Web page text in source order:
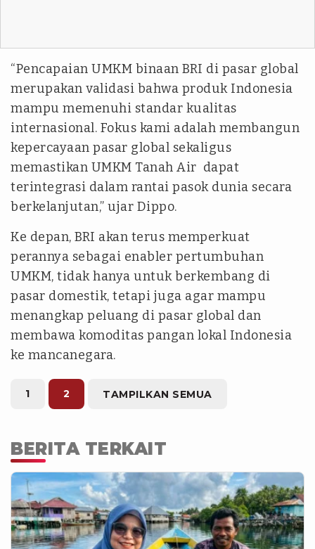
“Pencapaian UMKM binaan BRI di pasar global
merupakan validasi bahwa produk Indonesia
mampu memenuhi standar kualitas
internasional. Fokus kami adalah membangun
kepercayaan pasar global sekaligus
memastikan UMKM Tanah Air dapat
terintegrasi dalam rantai pasok dunia secara
berkelanjutan,” ujar Dippo.
Ke depan, BRI akan terus memperkuat
perannya sebagai enabler pertumbuhan
UMKM, tidak hanya untuk berkembang di
pasar domestik, tetapi juga agar mampu
menangkap peluang di pasar global dan
membawa komoditas pangan lokal Indonesia
ke mancanegara.
1 2 TAMPILKAN SEMUA
BERITA TERKAIT